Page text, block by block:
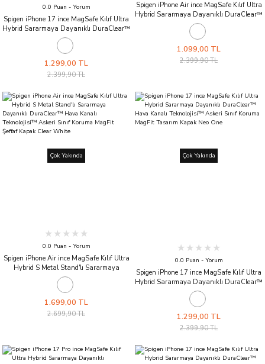
0.0 Puan - Yorum
Spigen iPhone 17 ince MagSafe Kılıf Ultra
Hybrid Sararmaya Dayanıklı DuraClear™
Hava Kanalı Teknolojisi™ Askeri Sınıf
Koruma MagFit Zero One Tasarım Kapak
1.299,00 TL
2.399,90 TL
Spigen iPhone Air ince MagSafe Kılıf Ultra
Hybrid Sararmaya Dayanıklı DuraClear™
Hava Kanalı Teknolojisi™ Askeri Sınıf
Koruma MagFit Zero One Tasarım Kapak
1.099,00 TL
2.399,90 TL
Çok Yakında
0.0 Puan - Yorum
Spigen iPhone Air ince MagSafe Kılıf Ultra
Hybrid S Metal Stand'lı Sararmaya
Dayanıklı DuraClear™ Hava Kanalı
Teknolojisi™ Askeri Sınıf Koruma MagFit
1.699,00 TL
2.699,90 TL
Çok Yakında
0.0 Puan - Yorum
Spigen iPhone 17 ince MagSafe Kılıf Ultra
Hybrid Sararmaya Dayanıklı DuraClear™
Hava Kanalı Teknolojisi™ Askeri Sınıf
Koruma MagFit Tasarım Kapak Neo One
1.299,00 TL
2.399,90 TL